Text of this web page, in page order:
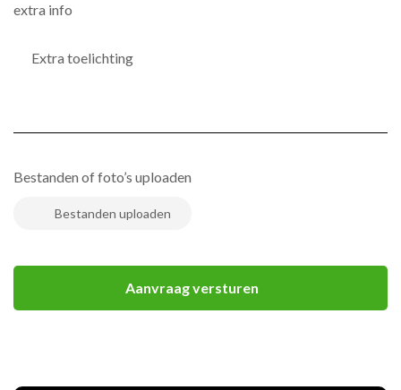
(Vereist)
extra info
Bestanden of foto’s uploaden